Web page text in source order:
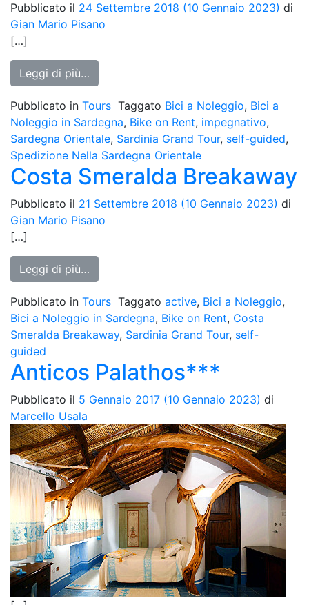
Pubblicato il 24 Settembre 2018 (10 Gennaio 2023) di
Gian Mario Pisano
[…]
Leggi di più…
Pubblicato in Tours Taggato Bici a Noleggio, Bici a
Noleggio in Sardegna, Bike on Rent, impegnativo,
Sardegna Orientale, Sardinia Grand Tour, self-guided,
Spedizione Nella Sardegna Orientale
Costa Smeralda Breakaway
Pubblicato il 21 Settembre 2018 (10 Gennaio 2023) di
Gian Mario Pisano
[…]
Leggi di più…
Pubblicato in Tours Taggato active, Bici a Noleggio,
Bici a Noleggio in Sardegna, Bike on Rent, Costa
Smeralda Breakaway, Sardinia Grand Tour, self-
guided
Anticos Palathos***
Pubblicato il 5 Gennaio 2017 (10 Gennaio 2023) di
Marcello Usala